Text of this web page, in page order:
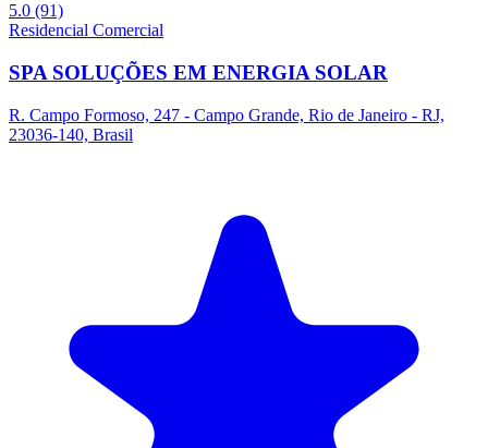
5.0 (91)
Residencial Comercial
SPA SOLUÇÕES EM ENERGIA SOLAR
R. Campo Formoso, 247 - Campo Grande, Rio de Janeiro - RJ,
23036-140, Brasil